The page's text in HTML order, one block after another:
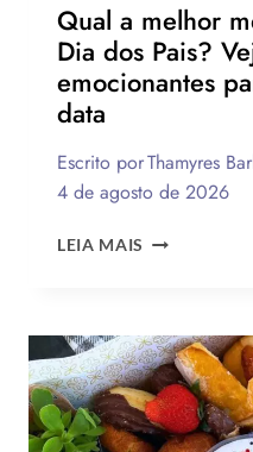
Qual a melhor
Dia dos Pais?
emocionantes
data
Escrito porThamyres
4 de agosto de 2026
LEIA MAIS QUAL
PARA
O
DIA
DOS
PAIS?